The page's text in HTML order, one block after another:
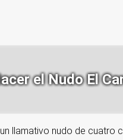
el Nudo El
llamativo nudo de